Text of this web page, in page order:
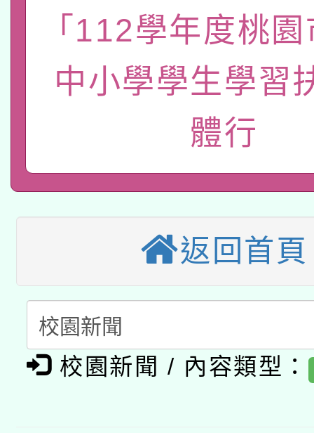
年度健康促進學校輔導
業成長研習」實施計畫
原住民族教育政策研討
族教育國際趨勢與發展
轉知教育部國民及學前
師專業成長研習實施計
方素養工作坊新北場」
函轉國立臺灣師範大學
族語言臺北學習中心
「族語學習班」招生簡
轉知有關國立成功大學
文教學共融平台-教案
件」活動簡章
教育部國民及學前教
接種之民眾」措施，
月28日止
業技術研究院辦理「
用水績優單位及節水達
115年8月22日(星期六
桃園市孔廟祈福系列
開 智慧啟航」
2026年桃園地景藝術
「2026桃園藝術巡演
關事宜
轉知教育部國民及學前
國立臺灣師範大學辦理
年度健康促進學校輔導
函轉國家教育研究院中
原住民族教育政策研討
轉知教育部國民及學前
「112學年度桃
中小學學生學習
體行
返回首頁
校園新聞 / 內容類型：